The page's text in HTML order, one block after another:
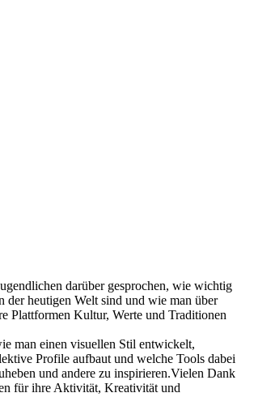
darüber gesprochen, wie wichtig
der heutigen Welt sind und wie man über
Plattformen Kultur, Werte und Traditionen
man einen visuellen Stil entwickelt,
Profile aufbaut und welche Tools dabei
und andere zu inspirieren.Vielen Dank
für ihre Aktivität, Kreativität und